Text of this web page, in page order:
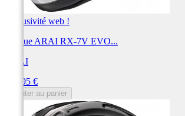
Exclusivité web !
Casque ARAI RX-7V EVO...
ARAI
999,95 €
Ajouter au panier